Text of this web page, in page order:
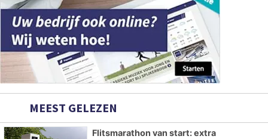
MEEST GELEZEN
Flitsmarathon van start: extra